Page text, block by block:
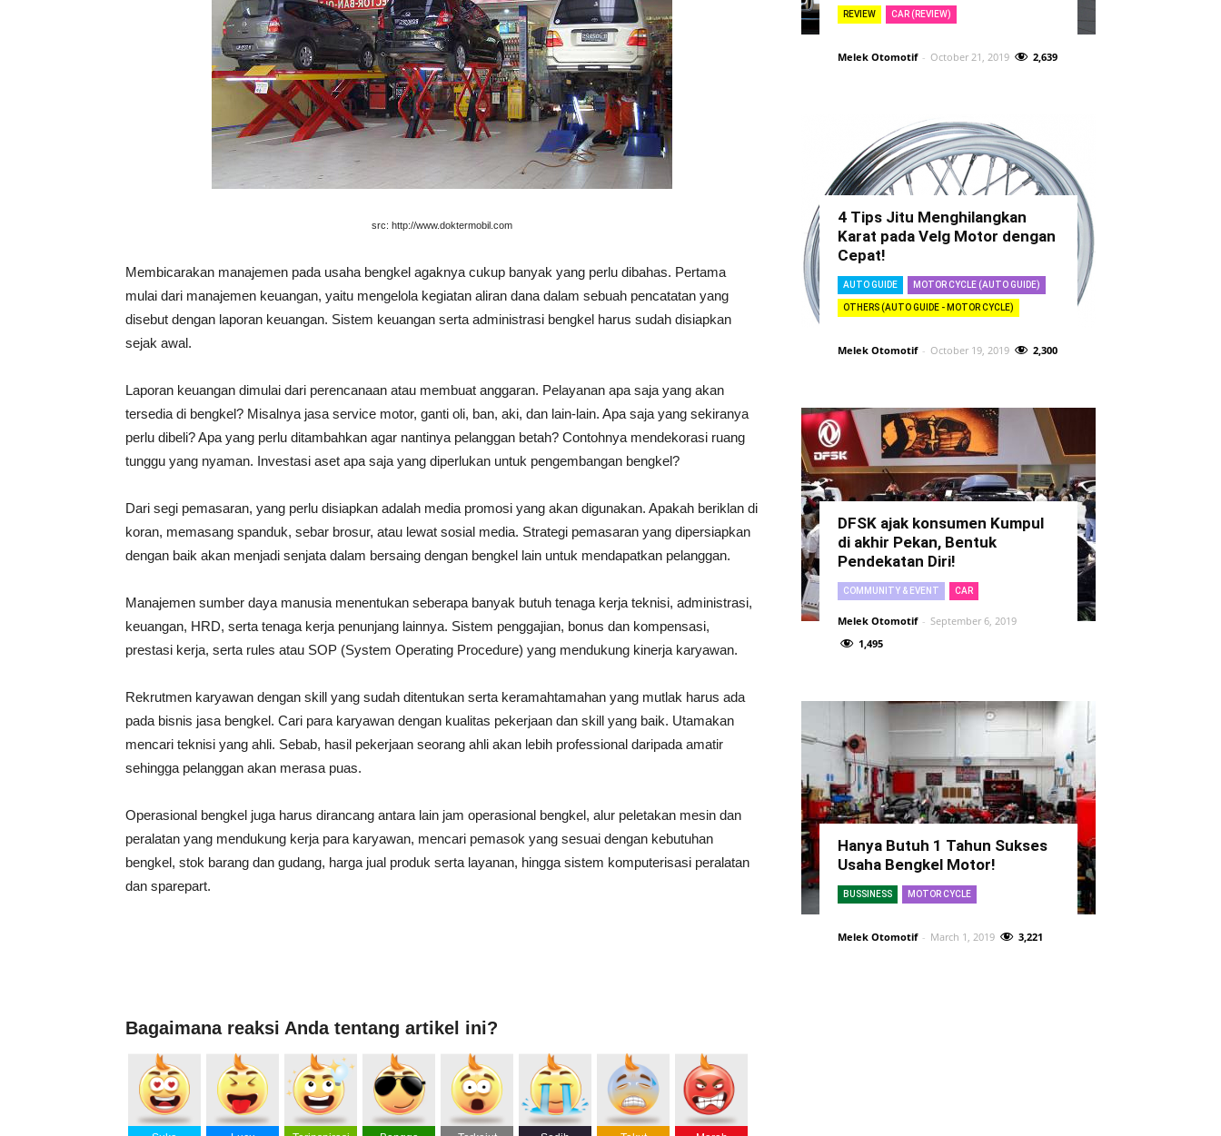
src: http://www.doktermobil.com
Membicarakan manajemen pada usaha bengkel agaknya cukup banyak yang perlu dibahas. Pertama
mulai dari manajemen keuangan, yaitu mengelola kegiatan aliran dana dalam sebuah pencatatan yang
disebut dengan laporan keuangan. Sistem keuangan serta administrasi bengkel harus sudah disiapkan
sejak awal.
Laporan keuangan dimulai dari perencanaan atau membuat anggaran. Pelayanan apa saja yang akan
tersedia di bengkel? Misalnya jasa service motor, ganti oli, ban, aki, dan lain-lain. Apa saja yang sekiranya
perlu dibeli? Apa yang perlu ditambahkan agar nantinya pelanggan betah? Contohnya mendekorasi ruang
tunggu yang nyaman. Investasi aset apa saja yang diperlukan untuk pengembangan bengkel?
Dari segi pemasaran, yang perlu disiapkan adalah media promosi yang akan digunakan. Apakah beriklan di
koran, memasang spanduk, sebar brosur, atau lewat sosial media. Strategi pemasaran yang dipersiapkan
dengan baik akan menjadi senjata dalam bersaing dengan bengkel lain untuk mendapatkan pelanggan.
Manajemen sumber daya manusia menentukan seberapa banyak butuh tenaga kerja teknisi, administrasi,
keuangan, HRD, serta tenaga kerja penunjang lainnya. Sistem penggajian, bonus dan kompensasi,
prestasi kerja, serta rules atau SOP (System Operating Procedure) yang mendukung kinerja karyawan.
Rekrutmen karyawan dengan skill yang sudah ditentukan serta keramahtamahan yang mutlak harus ada
pada bisnis jasa bengkel. Cari para karyawan dengan kualitas pekerjaan dan skill yang baik. Utamakan
mencari teknisi yang ahli. Sebab, hasil pekerjaan seorang ahli akan lebih professional daripada amatir
sehingga pelanggan akan merasa puas.
Operasional bengkel juga harus dirancang antara lain jam operasional bengkel, alur peletakan mesin dan
peralatan yang mendukung kerja para karyawan, mencari pemasok yang sesuai dengan kebutuhan
bengkel, stok barang dan gudang, harga jual produk serta layanan, hingga sistem komputerisasi peralatan
dan sparepart.
Bagaimana reaksi Anda tentang artikel ini?
REVIEW CAR (REVIEW)
Melek Otomotif - October 21, 2019 2,639
4 Tips Jitu Menghilangkan
Karat pada Velg Motor dengan
Cepat!
AUTO GUIDE MOTOR CYCLE (AUTO GUIDE)
OTHERS (AUTO GUIDE - MOTOR CYCLE)
Melek Otomotif - October 19, 2019 2,300
DFSK ajak konsumen Kumpul
di akhir Pekan, Bentuk
Pendekatan Diri!
COMMUNITY & EVENT CAR
Melek Otomotif - September 6, 2019
1,495
Hanya Butuh 1 Tahun Sukses
Usaha Bengkel Motor!
BUSSINESS MOTOR CYCLE
Melek Otomotif - March 1, 2019 3,221